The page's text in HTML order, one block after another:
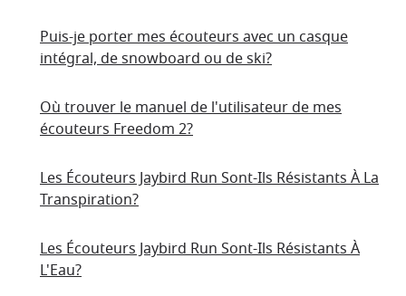
Puis-je porter mes écouteurs avec un casque
intégral, de snowboard ou de ski?
Où trouver le manuel de l'utilisateur de mes
écouteurs Freedom 2?
Les Écouteurs Jaybird Run Sont-Ils Résistants À La
Transpiration?
Les Écouteurs Jaybird Run Sont-Ils Résistants À
L'Eau?